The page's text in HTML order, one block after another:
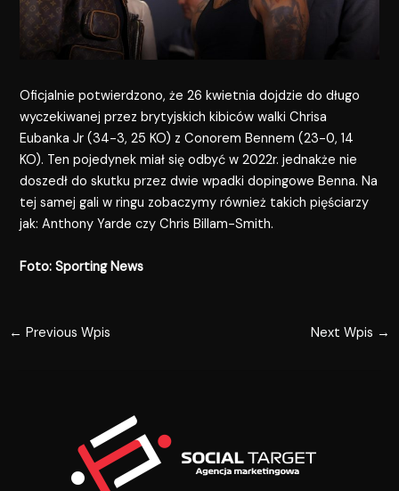
Oficjalnie potwierdzono, że 26 kwietnia dojdzie do długo
wyczekiwanej przez brytyjskich kibiców walki Chrisa
Eubanka Jr (34-3, 25 KO) z Conorem Bennem (23-0, 14
KO). Ten pojedynek miał się odbyć w 2022r. jednakże nie
doszedł do skutku przez dwie wpadki dopingowe Benna. Na
tej samej gali w ringu zobaczymy również takich pięściarzy
jak: Anthony Yarde czy Chris Billam-Smith.
Foto: Sporting News
← Previous Wpis Next Wpis →